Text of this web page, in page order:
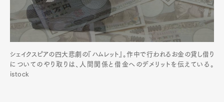
シェイクスピアの四大悲劇の『ハムレット』。作中で行われるお金の貸し借り
についてのやり取りは、人間関係と借金へのデメリットを伝えている。
istock